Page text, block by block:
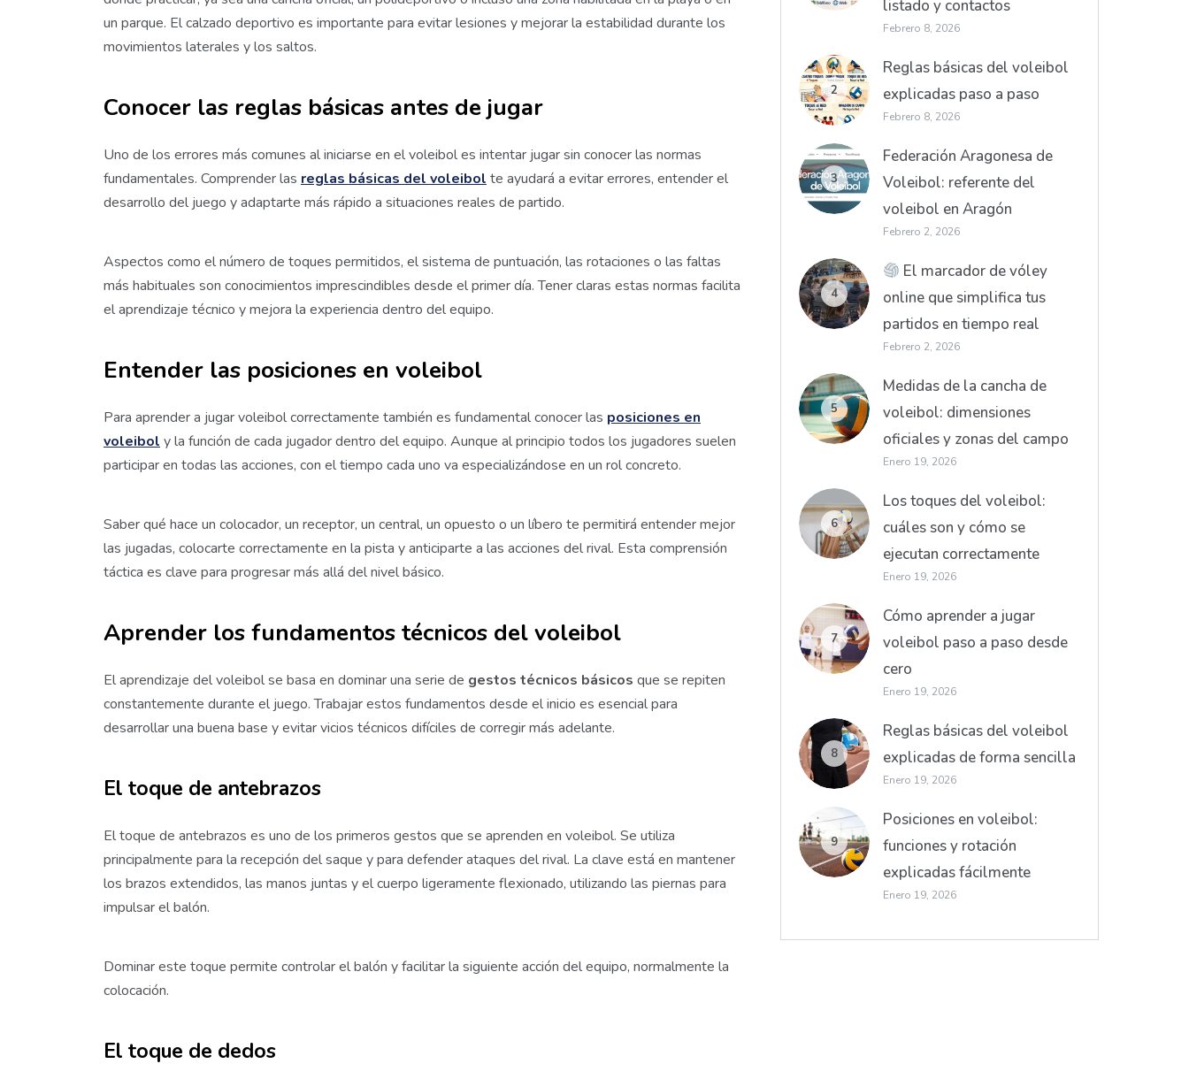
un parque. El calzado deportivo es importante para evitar lesiones y mejorar la estabilidad durante los
movimientos laterales y los saltos.
Conocer las reglas básicas antes de jugar
Uno de los errores más comunes al iniciarse en el voleibol es intentar jugar sin conocer las normas
fundamentales. Comprender las reglas básicas del voleibol te ayudará a evitar errores, entender el
desarrollo del juego y adaptarte más rápido a situaciones reales de partido.
Aspectos como el número de toques permitidos, el sistema de puntuación, las rotaciones o las faltas
más habituales son conocimientos imprescindibles desde el primer día. Tener claras estas normas facilita
el aprendizaje técnico y mejora la experiencia dentro del equipo.
Entender las posiciones en voleibol
Para aprender a jugar voleibol correctamente también es fundamental conocer las posiciones en
voleibol y la función de cada jugador dentro del equipo. Aunque al principio todos los jugadores suelen
participar en todas las acciones, con el tiempo cada uno va especializándose en un rol concreto.
Saber qué hace un colocador, un receptor, un central, un opuesto o un líbero te permitirá entender mejor
las jugadas, colocarte correctamente en la pista y anticiparte a las acciones del rival. Esta comprensión
táctica es clave para progresar más allá del nivel básico.
Aprender los fundamentos técnicos del voleibol
El aprendizaje del voleibol se basa en dominar una serie de gestos técnicos básicos que se repiten
constantemente durante el juego. Trabajar estos fundamentos desde el inicio es esencial para
desarrollar una buena base y evitar vicios técnicos difíciles de corregir más adelante.
El toque de antebrazos
El toque de antebrazos es uno de los primeros gestos que se aprenden en voleibol. Se utiliza
principalmente para la recepción del saque y para defender ataques del rival. La clave está en mantener
los brazos extendidos, las manos juntas y el cuerpo ligeramente flexionado, utilizando las piernas para
impulsar el balón.
Dominar este toque permite controlar el balón y facilitar la siguiente acción del equipo, normalmente la
colocación.
El toque de dedos
listado y contactos
Febrero 8, 2026
2
Reglas básicas del voleibol
explicadas paso a paso
Febrero 8, 2026
3
Federación Aragonesa de
Voleibol: referente del
voleibol en Aragón
Febrero 2, 2026
4
El marcador de vóley
online que simplifica tus
partidos en tiempo real
Febrero 2, 2026
5
Medidas de la cancha de
voleibol: dimensiones
oficiales y zonas del campo
Enero 19, 2026
6
Los toques del voleibol:
cuáles son y cómo se
ejecutan correctamente
Enero 19, 2026
7
Cómo aprender a jugar
voleibol paso a paso desde
cero
Enero 19, 2026
8
Reglas básicas del voleibol
explicadas de forma sencilla
Enero 19, 2026
9
Posiciones en voleibol:
funciones y rotación
explicadas fácilmente
Enero 19, 2026